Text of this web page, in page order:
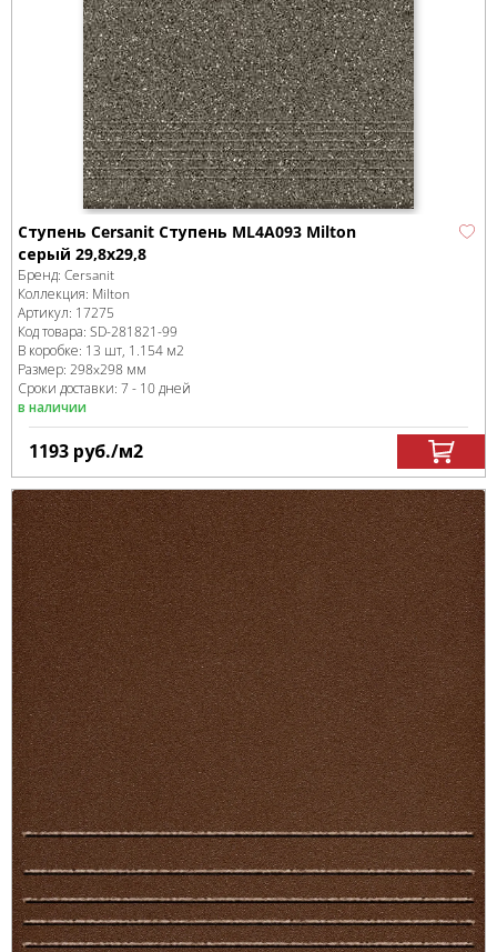
Ступень Cersanit Ступень ML4A093 Milton
серый 29,8x29,8
Бренд: Cersanit
Коллекция: Milton
Артикул: 17275
Код товара: SD-281821-99
В коробке: 13 шт, 1.154 м2
Размер: 298x298 мм
Сроки доставки: 7 - 10 дней
в наличии
1193 руб./м2